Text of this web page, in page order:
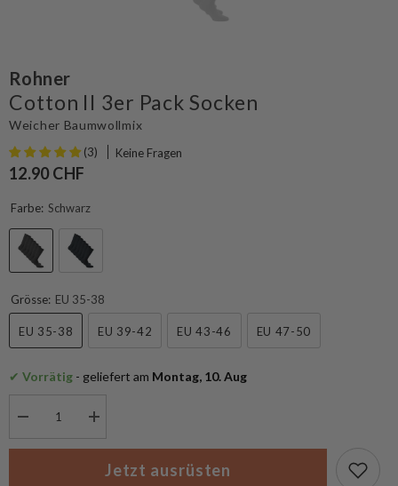
Rohner
Cotton II 3er Pack Socken
Weicher Baumwollmix
(3) Keine Fragen
12.90 CHF
Farbe: Schwarz
Grösse: EU 35-38
EU 35-38 EU 39-42 EU 43-46 EU 47-50
✔ Vorrätig - geliefert am Montag, 10. Aug
für
Menge
für
Rohner
Cotton
Jetzt ausrüsten